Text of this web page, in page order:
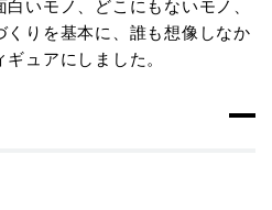
いモノ、どこにもないモノ、
りを基本に、誰も想像しなか
ュアにしました。